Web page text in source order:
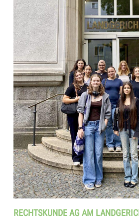
RECHTSKUNDE AG AM